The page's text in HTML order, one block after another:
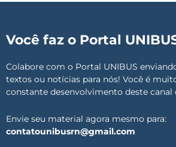
Você faz o Portal
Colabore com o Portal UNIBUS
textos ou notícias para nós! Você é
constante desenvolvimento deste canal
Envie seu material agora mesmo para:
contatounibusrn@gmail.com